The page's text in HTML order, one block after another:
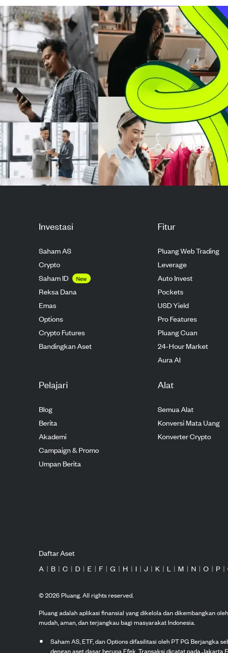
pendapatan $81,6 miliar kuartal
lalu, dengan P/E ke depan 23
dan arus kas bebas $48,55 mil...
dari dana.
berisiko bagi
jangka panjang
menghadapi pajak
Investasi
Saham AS
Crypto
Saham ID
New
Reksa Dana
Emas
Options
Crypto Futures
Bandingkan Aset
Fitur
Pluang Web Trading
Leverage
Auto Invest
Pockets
USD Yield
Pro Features
Pluang Cuan
24-Hour Market
Aura AI
Pelajari
Blog
Berita
Akademi
Campaign & Promo
Umpan Berita
Alat
Semua Alat
Konversi Mata Uang
Konverter Crypto
Daftar Aset
A | B | C | D | E | F | G | H | I | J | K | L | M | N | O | P |
©2026Pluang. All rights reserved.
Pluang adalah aplikasi finansial yang dikelola dan dikembangkan
mudah, aman, dan terjangkau bagi masyarakat Indonesia.
Saham AS, ETF, dan Options difasilitasi oleh PT PG Berjangka
dengan aset dasar berupa Efek. Transaksi dicatat pada Jakarta